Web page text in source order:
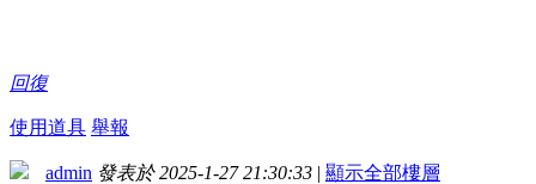
回復
使用道具 舉報
admin 發表於 2025-1-27 21:30:33 | 顯示全部樓層